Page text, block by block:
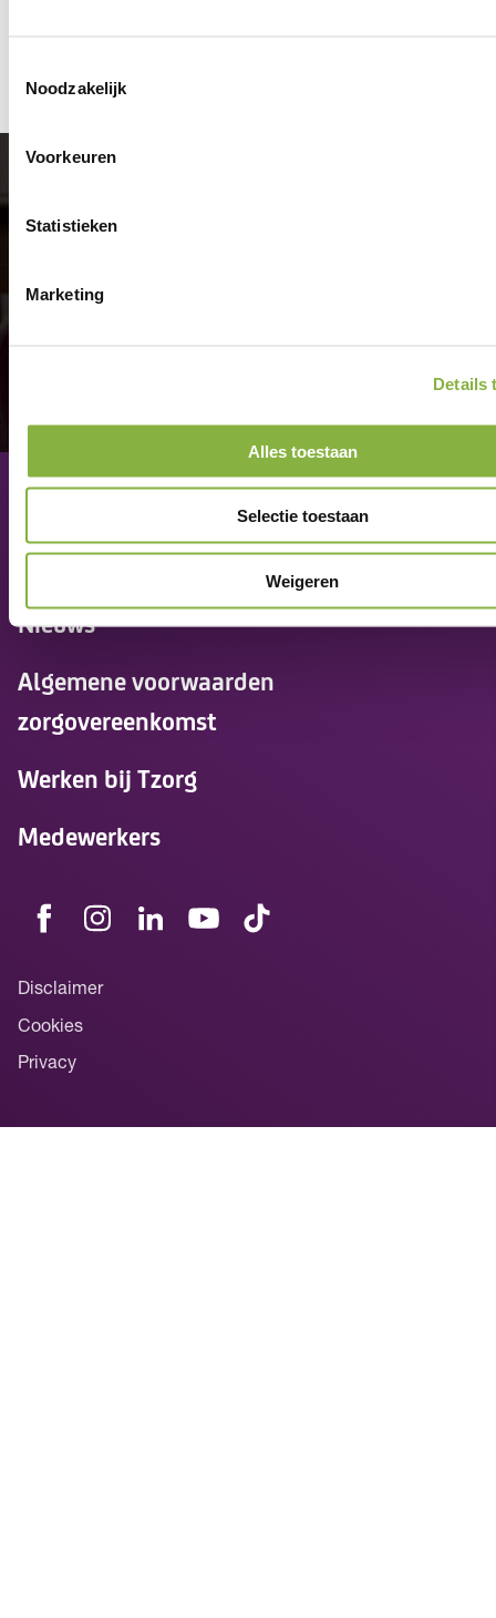
Noodzakelijk
Voorkeuren
Statistieken
Marketing
Details
Alles toestaan
Selectie toestaan
Weigeren
thuis.
Veelgestelde vragen
Nieuws
Algemene voorwaarden
zorgovereenkomst
Werken bij Tzorg
Medewerkers
Disclaimer
Cookies
Privacy